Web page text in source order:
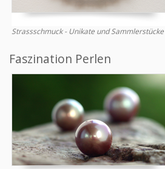
Strassschmuck - Unikate und Sammlerstücke
Faszination Perlen